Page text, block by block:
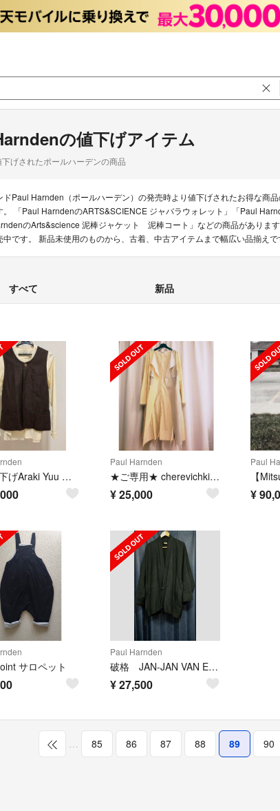
の値下げアイテム
げされたポールハーデンの商品
ドPaul Harnden（ポールハーデン）の発売時より値下げされたお得な商
。 「Paul HarndenのARTS&SCIENCE ジャバラウォレット」「Paul
のArts&science 泥棒ジャケット 泥棒コート」などの商品がありま
中です。 新品未使用のものから、古着、中古アイテムまで幅広い品揃えで
すべて 新品
最終値下げAraki Yuu セットアップ
Paul Harnden
★ご専用★ cherevichkiotvichki コート
¥25,000
Paul
¥
サロペット
Paul Harnden
破格 JAN-JAN VAN ESSCHE 羽織ジャケット
¥27,500
… 85 86 87 88 89 90